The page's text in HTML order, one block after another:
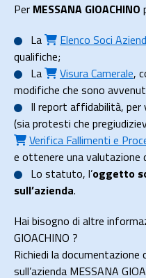
Per MESSANA GIOACHINO
La
Elenco Soci
qualifiche;
La
Visura Camerale,
modifiche che sono
Il report affidabilità, per
(sia protesti che
Verifica Fallimenti e
e ottenere una valutazione
Lo statuto, l’oggetto
sull’azienda.
Hai bisogno di altre
GIOACHINO ?
Richiedi la
sull’azienda MESSANA